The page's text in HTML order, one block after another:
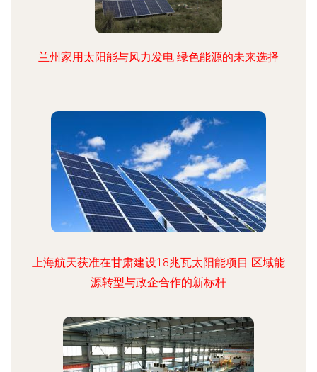
兰州家用太阳能与风力发电 绿色能源的未来选择
上海航天获准在甘肃建设18兆瓦太阳能项目 区域能
源转型与政企合作的新标杆